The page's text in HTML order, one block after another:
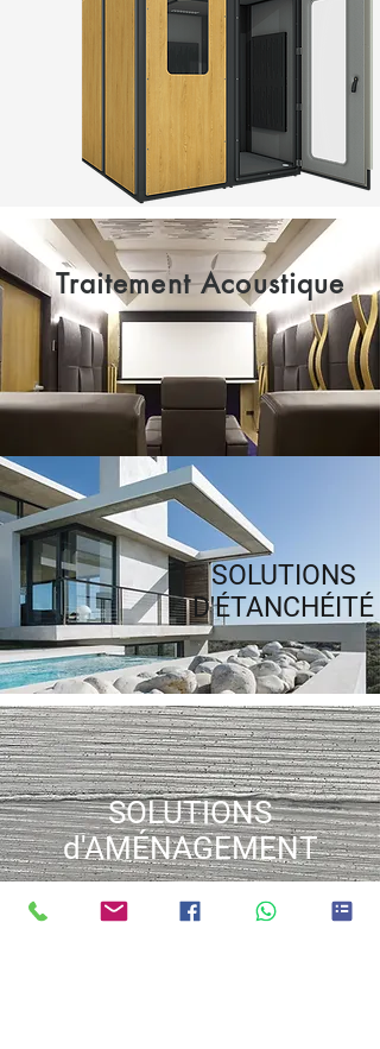
Traitement Acoustique
SOLUTIONS
D'ÉTANCHÉITÉ
SOLUTIONS
d'AMÉNAGEMENT